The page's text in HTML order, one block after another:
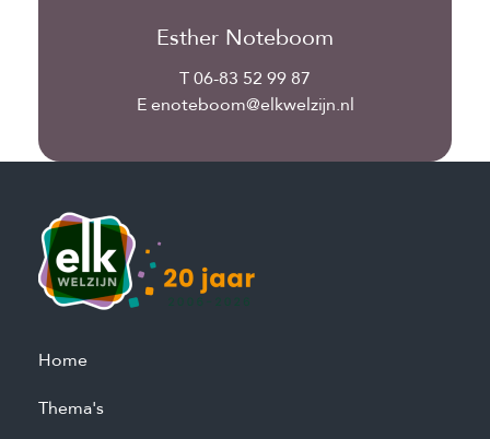
Esther Noteboom
T 06-83 52 99 87
E enoteboom@elkwelzijn.nl
Home
Thema's